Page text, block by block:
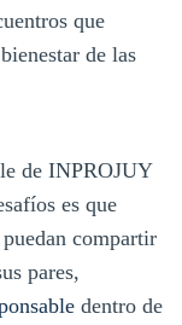
que
de las
de INPROJUY
es que
compartir
pares,
dentro de